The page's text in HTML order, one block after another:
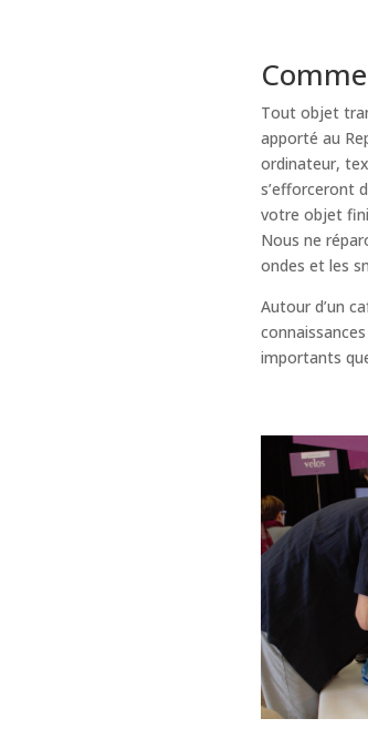
Tout objet
apporté au
ordinateur,
s’efforceront
votre objet
Nous ne
ondes et les
Autour d’un
importants